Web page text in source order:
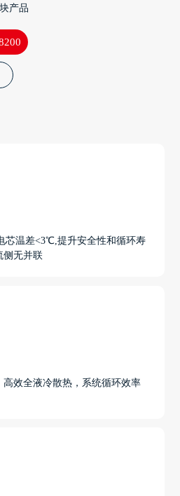
产品
芯温差<3℃,提升安全性和循环寿
侧无并联
高效全液冷散热，系统循环效率